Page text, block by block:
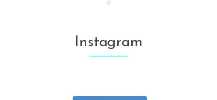
たくさん見れました。お2人のインストラクターさ
んは、とても気さくで、ここでお願いできて、本
当よかったと思います！また行きたいです！
Instagram